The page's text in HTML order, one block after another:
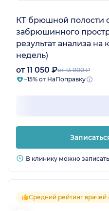
КТ брюшной полости
забрюшинного
результат анализа на
недель)
от 11 050 ₽от 13 000 ₽
−15% от НаПоправку
В клинику можно
Средний рейтинг врачей